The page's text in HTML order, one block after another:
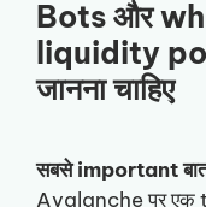
Bots और
liquidity
जानना चाहिए
सबसे important
Avalanche पर एक